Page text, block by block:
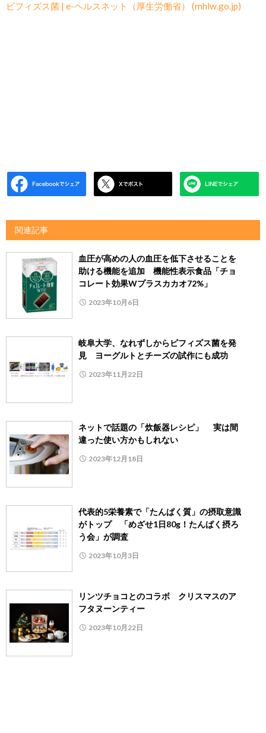
ビフィズス菌 | e-ヘルスネット（厚生労働省） (mhlw.go.jp)
関連記事
血圧が高めの人の血圧を低下させることを
助ける機能を追加 機能性表示食品「チョ
コレート効果Wプラスカカオ72%」
2023年10月6日
岐阜大学、なれずしからビフィズス菌を発
見 ヨーグルトとチーズの試作にも成功
2023年11月22日
ネットで話題の「炊飯器レシピ」 実は間
違った使い方かもしれない
2023年12月18日
代表的5栄養素で「たんぱく質」の摂取意識
がトップ 「めざせ1日80g！たんぱく摂ろ
う会」が調査
2023年10月3日
リンツチョコとのコラボ クリスマスのア
フタヌーンティー
2023年10月22日